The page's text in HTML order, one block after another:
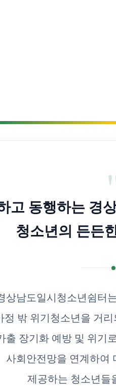
고 동행하는 경
청소년의 든든
상남도일시청소년쉼터
정 밖 위기청소년을 거
출 장기화 예방 및 위기
사회안전망을 연계하여
제공하는 청소년들